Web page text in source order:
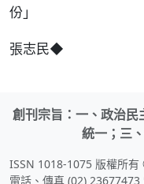
份」
張志民◆
創刊宗旨：一、政治
統一；三
ISSN 1018-1075 版權所
電話、傳真 (02) 23677473